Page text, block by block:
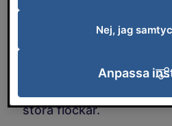
med gott om mat från
i tätorterna, där det är
stora flockar.
Nej, jag
Anpassa